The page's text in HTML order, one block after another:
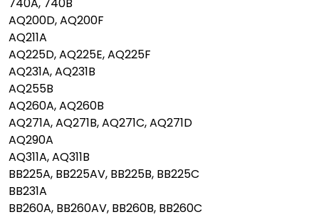
AQ200D, AQ200F
AQ211A
AQ225D, AQ225E, AQ225F
AQ231A, AQ231B
AQ255B
AQ260A, AQ260B
AQ271A, AQ271B, AQ271C, AQ271D
AQ290A
AQ311A, AQ311B
BB225A, BB225AV, BB225B, BB225C
BB231A
BB260A, BB260AV, BB260B, BB260C